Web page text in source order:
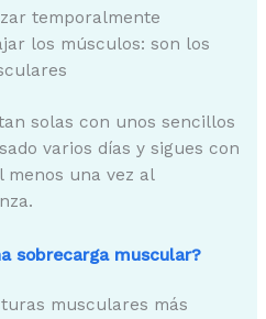
temporalmente
los músculos: son los
solas con unos sencillos
varios días y sigues con
una vez al
sobrecarga muscular?
musculares más